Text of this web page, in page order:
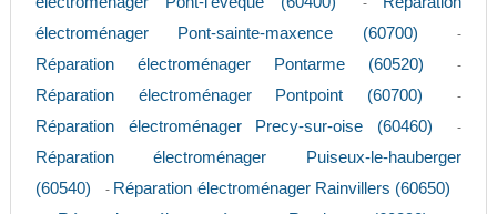
-
électroménager Pont-sainte-maxence (60700)
-
Réparation électroménager Pontarme (60520) -
Réparation électroménager Pontpoint (60700) -
Réparation électroménager Precy-sur-oise (60460) -
Réparation électroménager Puiseux-le-hauberger
(60540)
- Réparation électroménager Rainvillers (60650)